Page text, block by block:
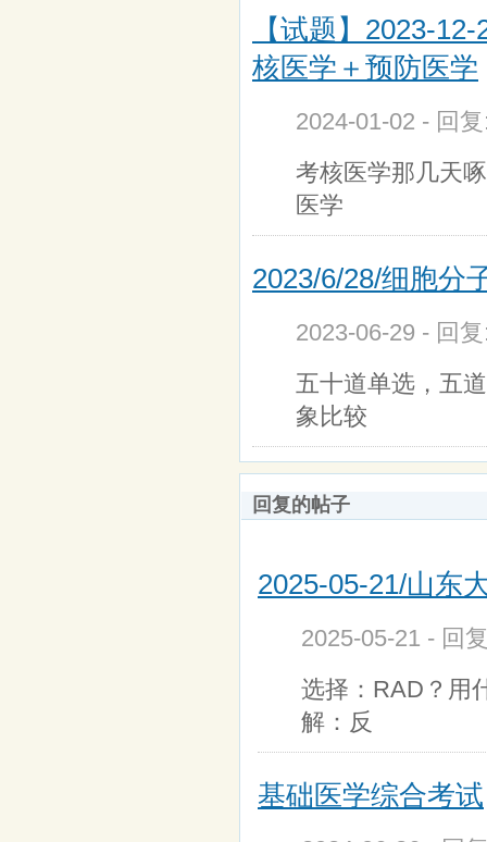
【试题】2023-
核医学＋预防医学
2024-01-02 - 回
考核医学那几天
医学
2023/6/28/细胞分
2023-06-29 - 回
五十道单选，五
象比较
回复的帖子
2025-05-21/山东
2025-05-21 - 回
选择：RAD？用
解：反
基础医学综合考试